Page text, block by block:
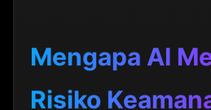
Mengapa AI
Risiko